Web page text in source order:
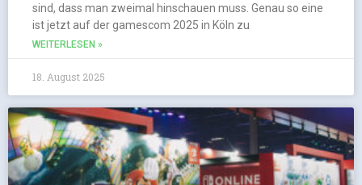
sind, dass man zweimal hinschauen muss. Genau so eine
ist jetzt auf der gamescom 2025 in Köln zu
WEITERLESEN »
18. August 2025